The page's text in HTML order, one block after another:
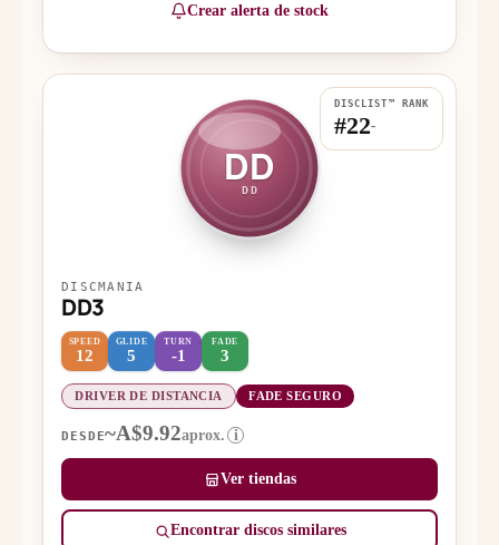
Crear alerta de stock
DD
DD
DISCLIST™ RANK
#22-
DISCMANIA
DD3
SPEED
12
GLIDE
5
TURN
-1
FADE
3
DRIVER DE DISTANCIA FADE SEGURO
DESDE~A$9.92aprox. i
Ver tiendas
Encontrar discos similares